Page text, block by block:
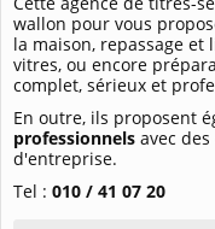
wallon pour vous
la maison, repassage
vitres, ou encore
complet, sérieux et
En outre, ils proposent
professionnels avec
d'entreprise.
Tel : 010 / 41 07 20